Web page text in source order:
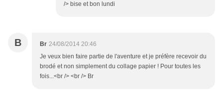
/> bise et bon lundi
B Br 24/08/2014 20:46
Je veux bien faire partie de l'aventure et je préfère recevoir du
brodé et non simplement du collage papier ! Pour toutes les
fois...<br /> <br /> Br